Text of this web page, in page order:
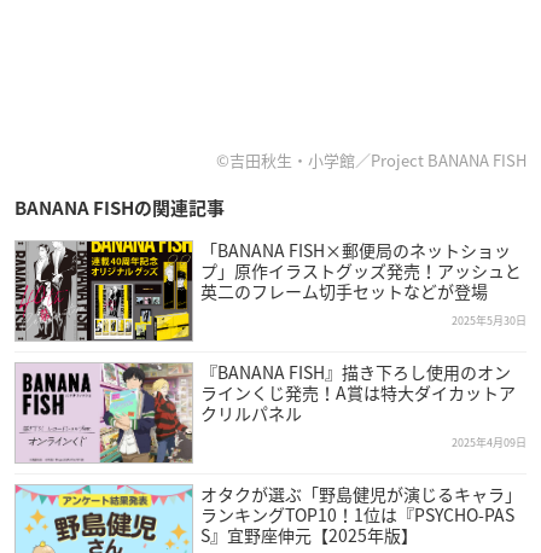
©吉田秋生・小学館／Project BANANA FISH
BANANA FISHの関連記事
「BANANA FISH×郵便局のネットショッ
プ」原作イラストグッズ発売！アッシュと
英二のフレーム切手セットなどが登場
2025年5月30日
『BANANA FISH』描き下ろし使用のオン
ラインくじ発売！A賞は特大ダイカットア
クリルパネル
2025年4月09日
オタクが選ぶ「野島健児が演じるキャラ」
ランキングTOP10！1位は『PSYCHO-PAS
S』宜野座伸元【2025年版】